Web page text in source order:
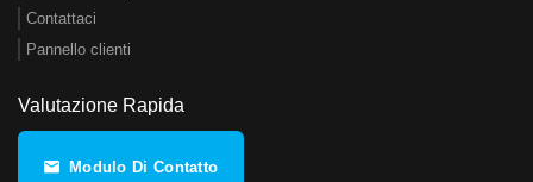
Contattaci
Pannello clienti
Valutazione Rapida
Modulo Di Contatto